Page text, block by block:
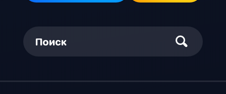
Поиск